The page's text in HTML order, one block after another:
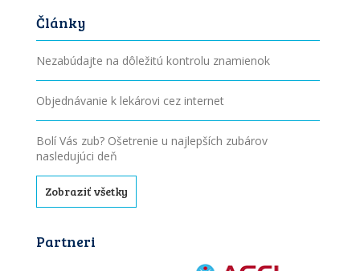
Články
Nezabúdajte na dôležitú kontrolu znamienok
Objednávanie k lekárovi cez internet
Bolí Vás zub? Ošetrenie u najlepších zubárov
nasledujúci deň
Zobraziť všetky
Partneri